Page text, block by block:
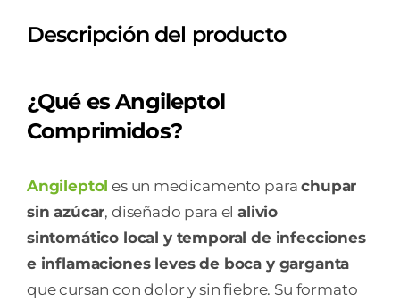
cantidad
Descripción del producto
¿Qué es Angileptol
Comprimidos?
Angileptol es un medicamento parachupar
sin azúcar, diseñado para elalivio
sintomático local y temporal de infecciones
e inflamaciones leves de boca y garganta
que cursan con dolor y sin fiebre. Su formato